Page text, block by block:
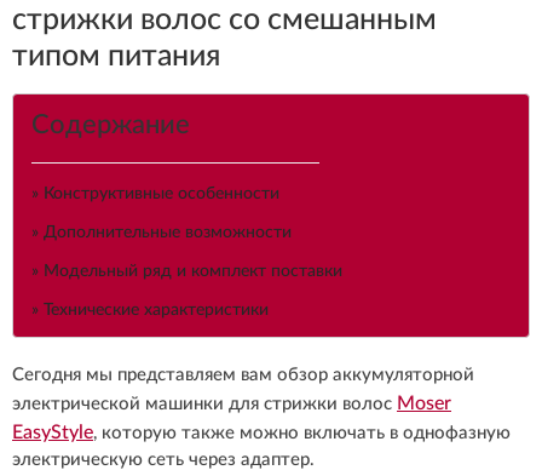
стрижки волос со смешанным
типом питания
Содержание
» Конструктивные особенности
» Дополнительные возможности
» Модельный ряд и комплект поставки
» Технические характеристики
Сегодня мы представляем вам обзор аккумуляторной
электрической машинки для стрижки волос Moser
EasyStyle, которую также можно включать в однофазную
электрическую сеть через адаптер.